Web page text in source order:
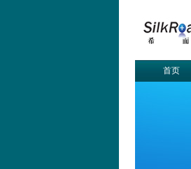
首页